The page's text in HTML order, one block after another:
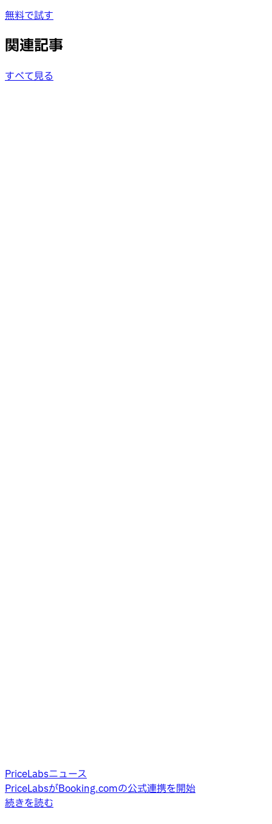
無料で試す
関連記事
すべて見る
PriceLabsニュース
PriceLabsがBooking.comの公式連携を開始
続きを読む